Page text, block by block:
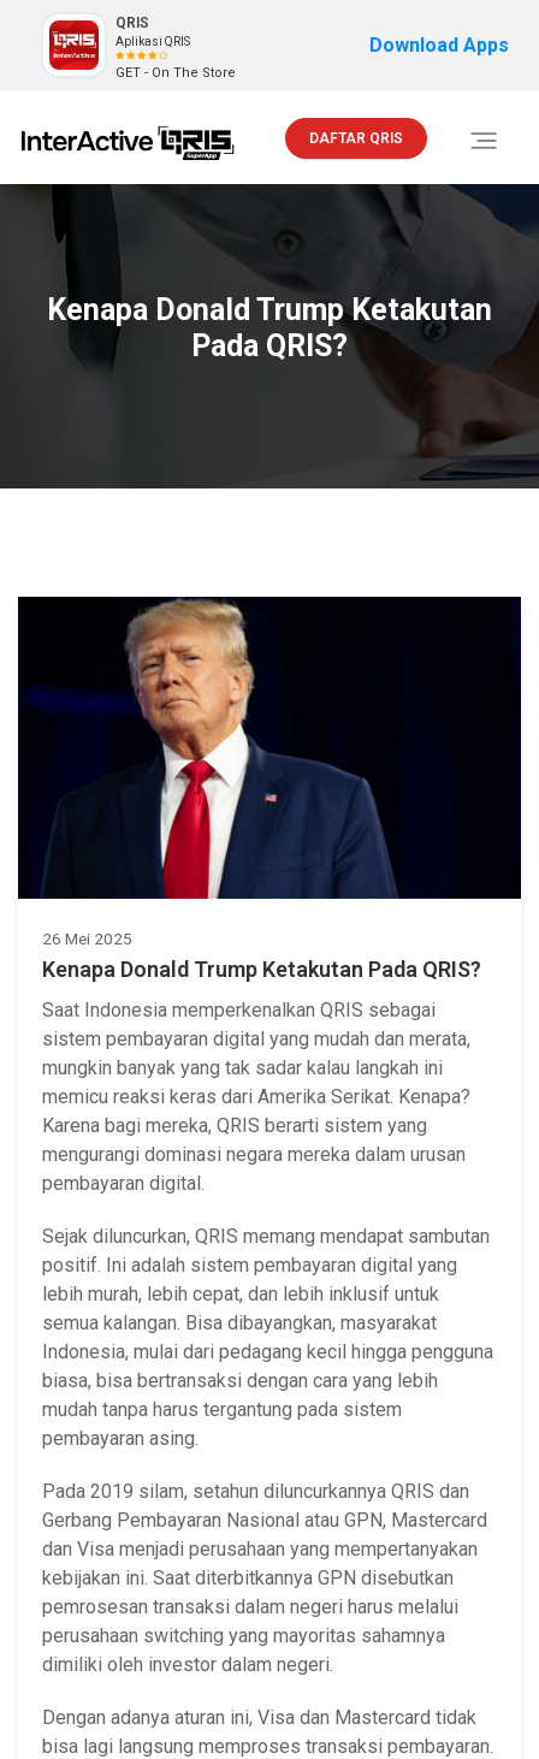
QRIS
Aplikasi QRIS
GET - On The Store
Download Apps
Toggle
DAFTAR QRIS
Kenapa Donald Trump Ketakutan
Pada QRIS?
26 Mei 2025
Kenapa Donald Trump Ketakutan Pada QRIS?
Saat Indonesia memperkenalkan QRIS sebagai
sistem pembayaran digital yang mudah dan merata,
mungkin banyak yang tak sadar kalau langkah ini
memicu reaksi keras dari Amerika Serikat. Kenapa?
Karena bagi mereka, QRIS berarti sistem yang
mengurangi dominasi negara mereka dalam urusan
pembayaran digital.
Sejak diluncurkan, QRIS memang mendapat sambutan
positif. Ini adalah sistem pembayaran digital yang
lebih murah, lebih cepat, dan lebih inklusif untuk
semua kalangan. Bisa dibayangkan, masyarakat
Indonesia, mulai dari pedagang kecil hingga pengguna
biasa, bisa bertransaksi dengan cara yang lebih
mudah tanpa harus tergantung pada sistem
pembayaran asing.
Pada 2019 silam, setahun diluncurkannya QRIS dan
Gerbang Pembayaran Nasional atau GPN, Mastercard
dan Visa menjadi perusahaan yang mempertanyakan
kebijakan ini. Saat diterbitkannya GPN disebutkan
pemrosesan transaksi dalam negeri harus melalui
perusahaan switching yang mayoritas sahamnya
dimiliki oleh investor dalam negeri.
Dengan adanya aturan ini, Visa dan Mastercard tidak
bisa lagi langsung memproses transaksi pembayaran.